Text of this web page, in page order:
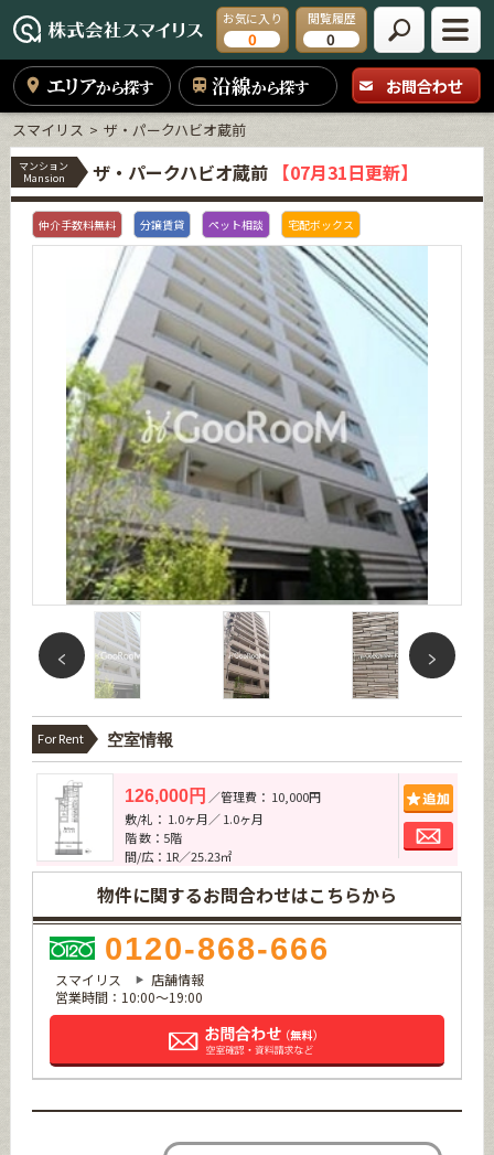
お気に入り
0
閲覧履歴
0
エリアから探す 沿線から探す お問合わせ
スマイリス ザ・パークハビオ蔵前
マンション
Mansion
ザ・パークハビオ蔵前 【07月31日更新】
仲介手数料無料 分譲賃貸 ペット相談 宅配ボックス
For Rent 空室情報
126,000円 ／管理費： 10,000円
敷/礼： 1.0ヶ月／ 1.0ヶ月
階 数：5階
間/広：1R／25.23㎡
物件に関するお問合わせはこちらから
0120-868-666
スマイリス
店舗情報
営業時間：10:00～19:00